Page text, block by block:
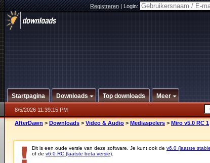
Registreren|Login:
Startpagina Downloads Top downloads Meer
8/5/2026 11:39:15 PM
AfterDawn > Downloads > Video & Audio > Mediaspelers > Miro v5.0 RC 1
Dit is een oude versie van deze software. Je kunt ook de v6.0 (laatste
of de v6.0 RC (laatste beta versie)